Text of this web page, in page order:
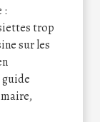
:
trop
sur les